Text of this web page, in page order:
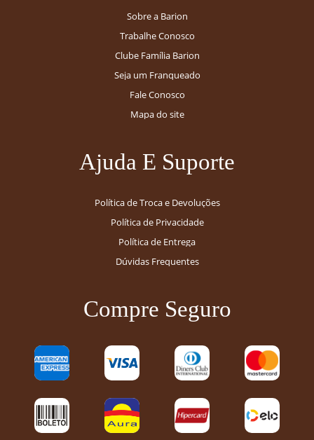
Sobre a Barion
Trabalhe Conosco
Clube Família Barion
Seja um Franqueado
Fale Conosco
Mapa do site
Ajuda E Suporte
Política de Troca e Devoluções
Política de Privacidade
Política de Entrega
Dúvidas Frequentes
Compre Seguro